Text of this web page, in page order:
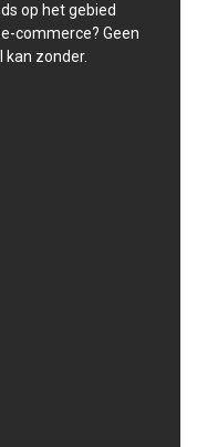
op het gebied
commerce? Geen
kan zonder.